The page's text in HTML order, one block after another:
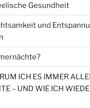
Gesundheit
und
ICH ES IMMER
– UND WIE ICH